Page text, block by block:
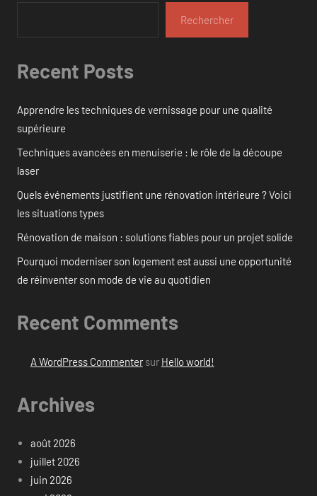
Rechercher
Recent Posts
Apprendre les techniques de vernissage pour une qualité
supérieure
Techniques avancées en menuiserie : le rôle de la découpe
laser
Quels événements justifient une rénovation intérieure ? Voici
les situations types
Rénovation de maison : solutions fiables pour un projet solide
Pourquoi moderniser son logement est aussi une opportunité
de réinventer son mode de vie au quotidien
Recent Comments
A WordPress Commentersur Hello world!
Archives
août 2026
juillet 2026
juin 2026